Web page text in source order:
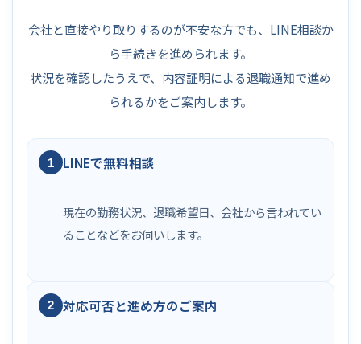
会社と直接やり取りするのが不安な方でも、LINE相談か
ら手続きを進められます。
状況を確認したうえで、内容証明による退職通知で進め
られるかをご案内します。
1 LINEで無料相談
現在の勤務状況、退職希望日、会社から言われてい
ることなどをお伺いします。
2 対応可否と進め方のご案内